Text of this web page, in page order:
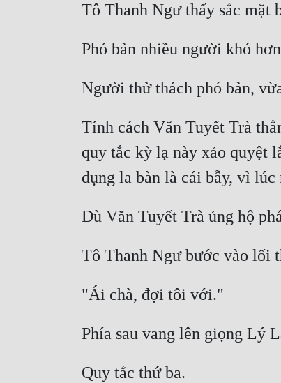
Tô Thanh Ngư thấy sắc mặt
Phó bản nhiều người khó
Người thử thách phó bản,
Tính cách Văn Tuyết Trà
quy tắc kỳ lạ này xảo quyệt
dụng la bàn là cái bẫy, vì
Dù Văn Tuyết Trà ủng hộ
Tô Thanh Ngư bước vào lối
"Ái chà, đợi tôi với."
Phía sau vang lên giọng Lý
Quy tắc thứ ba.